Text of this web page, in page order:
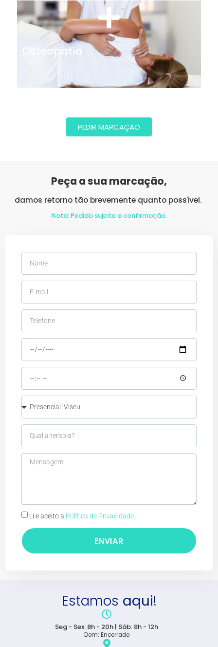
Osteopatia
PEDIR MARCAÇÃO
Peça a sua marcação,
damos retorno tão brevemente quanto possível.
Nota: Pedido sujeito a confirmação.
Li e aceito a Política de Privacidade.
ENVIAR
Estamos aqui!
Seg - Sex: 8h - 20h | Sáb: 8h - 12h
Dom: Encerrado